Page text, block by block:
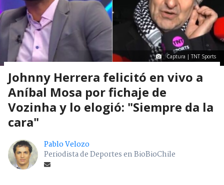
Captura | TNT Sports
Johnny Herrera felicitó en vivo a
Aníbal Mosa por fichaje de
Vozinha y lo elogió: "Siempre da la
cara"
Pablo Velozo
Periodista de Deportes en BioBioChile